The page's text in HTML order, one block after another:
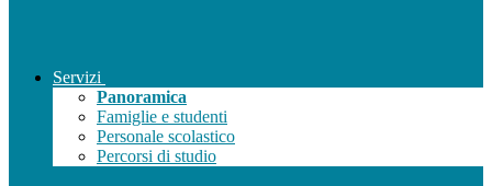
Servizi
Panoramica
Famiglie e studenti
Personale scolastico
Percorsi di studio